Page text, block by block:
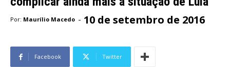
Por: Maurílio Macedo - 10 de setembro de 2016
Facebook Twitter